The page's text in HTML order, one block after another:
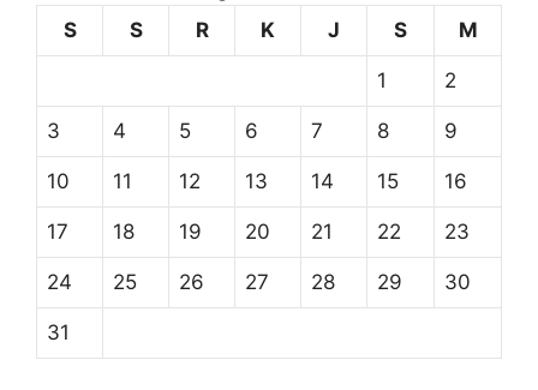
S
S R K J S M
1 2
3 4 5 6 7 8 9
10 11 12 13 14 15 16
17 18 19 20 21 22 23
24 25 26 27 28 29 30
31